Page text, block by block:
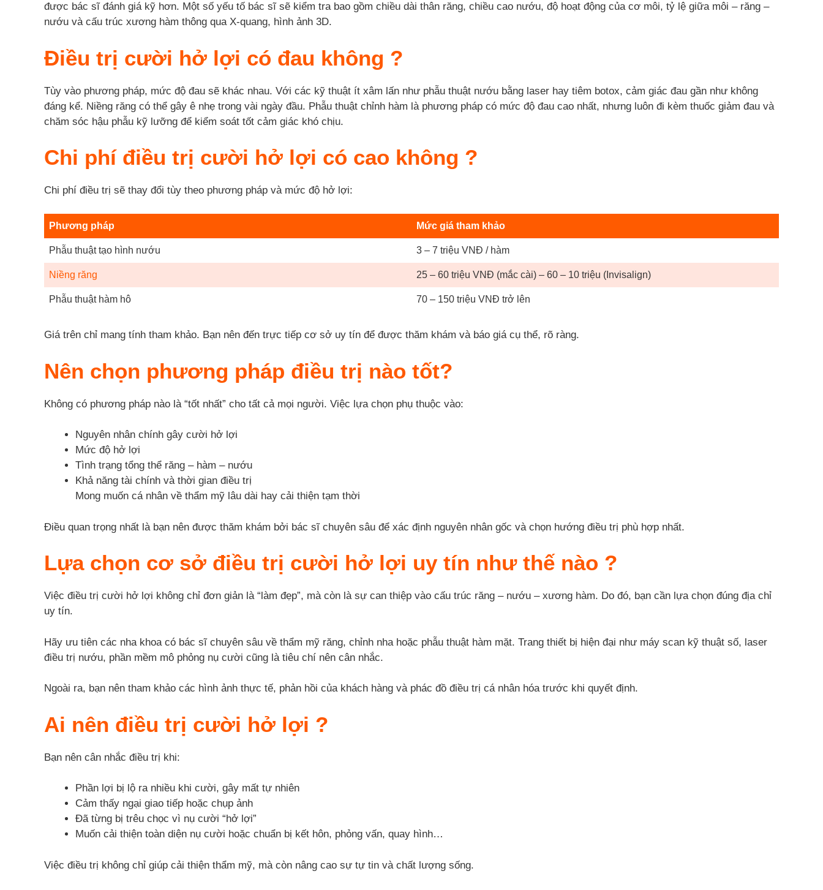
được bác sĩ đánh giá kỹ hơn. Một số yếu tố bác sĩ sẽ kiểm tra bao gồm chiều dài thân răng, chiều cao nướu, độ hoạt động của cơ môi, tỷ lệ giữa môi – răng –
nướu và cấu trúc xương hàm thông qua X-quang, hình ảnh 3D.
Điều trị cười hở lợi có đau không ?
Tùy vào phương pháp, mức độ đau sẽ khác nhau. Với các kỹ thuật ít xâm lấn như phẫu thuật nướu bằng laser hay tiêm botox, cảm giác đau gần như không
đáng kể. Niềng răng có thể gây ê nhẹ trong vài ngày đầu. Phẫu thuật chỉnh hàm là phương pháp có mức độ đau cao nhất, nhưng luôn đi kèm thuốc giảm đau và
chăm sóc hậu phẫu kỹ lưỡng để kiểm soát tốt cảm giác khó chịu.
Chi phí điều trị cười hở lợi có cao không ?
Chi phí điều trị sẽ thay đổi tùy theo phương pháp và mức độ hở lợi:
Phương pháp Mức giá tham khảo
Phẫu thuật tạo hình nướu 3 – 7 triệu VNĐ / hàm
Niềng răng 25 – 60 triệu VNĐ (mắc cài) – 60 – 10 triệu (Invisalign)
Phẫu thuật hàm hô 70 – 150 triệu VNĐ trở lên
Giá trên chỉ mang tính tham khảo. Bạn nên đến trực tiếp cơ sở uy tín để được thăm khám và báo giá cụ thể, rõ ràng.
Nên chọn phương pháp điều trị nào tốt?
Không có phương pháp nào là “tốt nhất” cho tất cả mọi người. Việc lựa chọn phụ thuộc vào:
Nguyên nhân chính gây cười hở lợi
Mức độ hở lợi
Tình trạng tổng thể răng – hàm – nướu
Khả năng tài chính và thời gian điều trị
Mong muốn cá nhân về thẩm mỹ lâu dài hay cải thiện tạm thời
Điều quan trọng nhất là bạn nên được thăm khám bởi bác sĩ chuyên sâu để xác định nguyên nhân gốc và chọn hướng điều trị phù hợp nhất.
Lựa chọn cơ sở điều trị cười hở lợi uy tín như thế nào ?
Việc điều trị cười hở lợi không chỉ đơn giản là “làm đẹp”, mà còn là sự can thiệp vào cấu trúc răng – nướu – xương hàm. Do đó, bạn cần lựa chọn đúng địa chỉ
uy tín.
Hãy ưu tiên các nha khoa có bác sĩ chuyên sâu về thẩm mỹ răng, chỉnh nha hoặc phẫu thuật hàm mặt. Trang thiết bị hiện đại như máy scan kỹ thuật số, laser
điều trị nướu, phần mềm mô phỏng nụ cười cũng là tiêu chí nên cân nhắc.
Ngoài ra, bạn nên tham khảo các hình ảnh thực tế, phản hồi của khách hàng và phác đồ điều trị cá nhân hóa trước khi quyết định.
Ai nên điều trị cười hở lợi ?
Bạn nên cân nhắc điều trị khi:
Phần lợi bị lộ ra nhiều khi cười, gây mất tự nhiên
Cảm thấy ngại giao tiếp hoặc chụp ảnh
Đã từng bị trêu chọc vì nụ cười “hở lợi”
Muốn cải thiện toàn diện nụ cười hoặc chuẩn bị kết hôn, phỏng vấn, quay hình…
Việc điều trị không chỉ giúp cải thiện thẩm mỹ, mà còn nâng cao sự tự tin và chất lượng sống.